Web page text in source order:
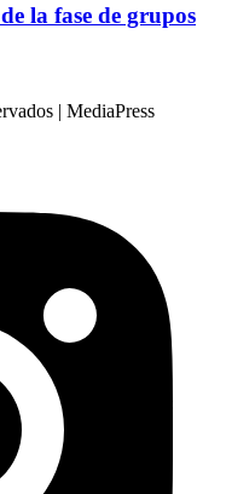
la fase de grupos
| MediaPress